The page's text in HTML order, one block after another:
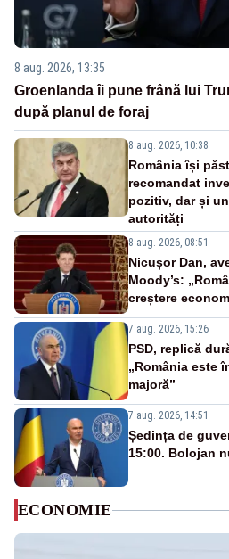
8 aug. 2026, 13:35
Groenlanda îi pune frână lui
după planul de foraj
8 aug. 2026, 10:38
România își
recomandat
pozitiv, dar și
autorități
8 aug. 2026, 08:51
Nicușor Dan,
Moody’s:
creștere
7 aug. 2026, 15:26
PSD, replică
„România este
majoră”
7 aug. 2026, 14:51
Ședința de
15:00. Bolojan
ECONOMIE